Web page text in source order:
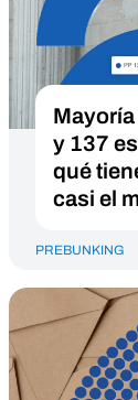
y 137
qué
casi el
PREBUNKING